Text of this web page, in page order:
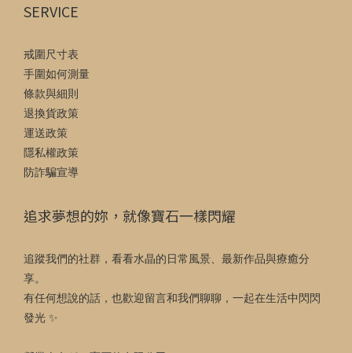
SERVICE
戒圍尺寸表
手圍如何測量
條款與細則
退換貨政策
運送政策
隱私權政策
防詐騙宣導
追求夢想的妳，就像寶石一樣閃耀
追蹤我們的社群，看看水晶的日常風景、最新作品與療癒分
享。
有任何想說的話，也歡迎留言和我們聊聊，一起在生活中閃閃
發光 ✨